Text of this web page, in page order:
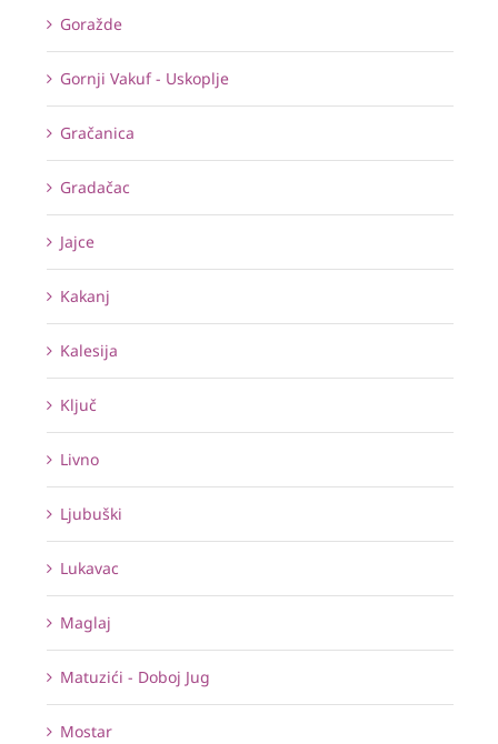
Goražde
Gornji Vakuf - Uskoplje
Gračanica
Gradačac
Jajce
Kakanj
Kalesija
Ključ
Livno
Ljubuški
Lukavac
Maglaj
Matuzići - Doboj Jug
Mostar